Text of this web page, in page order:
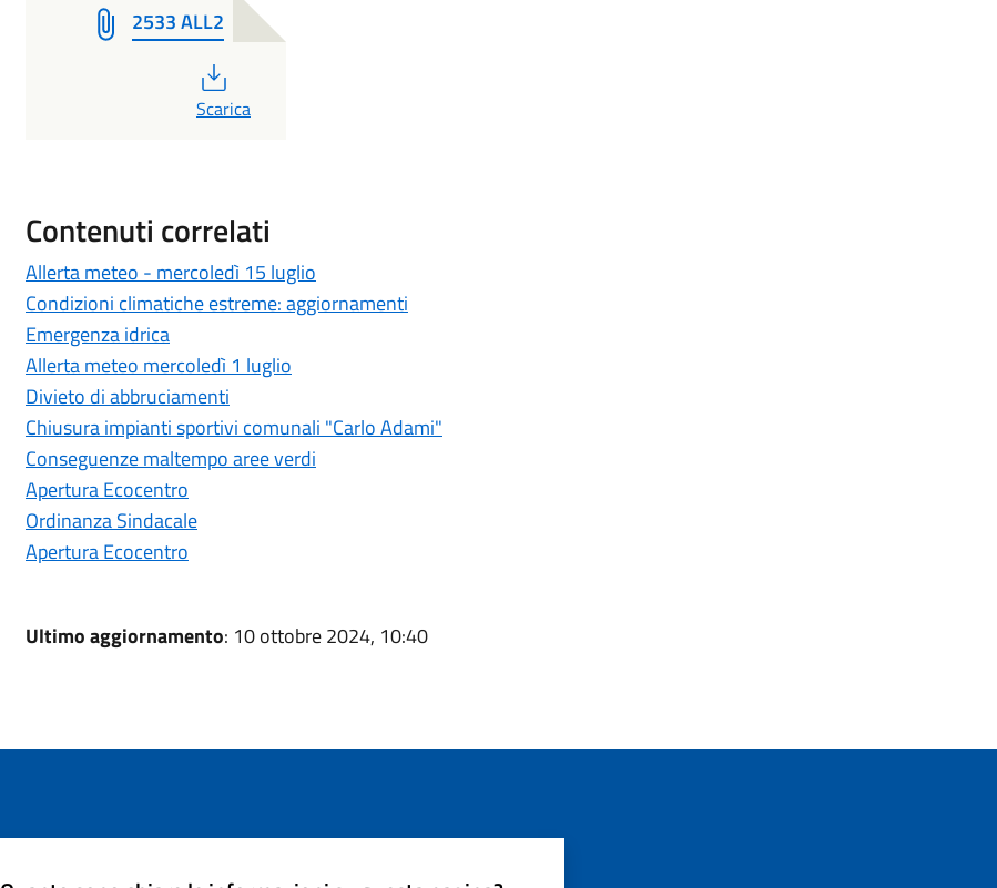
2533 ALL2
PDF
Scarica
Contenuti correlati
Allerta meteo - mercoledì 15 luglio
Condizioni climatiche estreme: aggiornamenti
Emergenza idrica
Allerta meteo mercoledì 1 luglio
Divieto di abbruciamenti
Chiusura impianti sportivi comunali "Carlo Adami"
Conseguenze maltempo aree verdi
Apertura Ecocentro
Ordinanza Sindacale
Apertura Ecocentro
Ultimo aggiornamento: 10 ottobre 2024, 10:40